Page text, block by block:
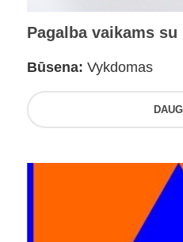
Pagalba vaikams
Būsena: Vykdomas